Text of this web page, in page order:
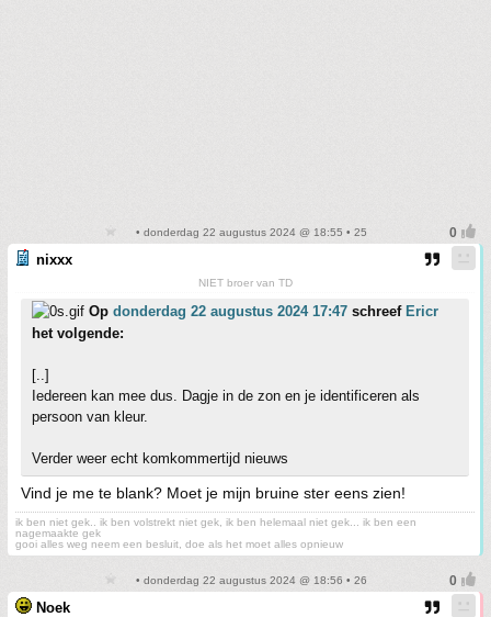
• donderdag 22 augustus 2024 @ 18:55 • 25
nixxx
NIET broer van TD
Op donderdag 22 augustus 2024 17:47 schreef Ericr
het volgende:
[..]
Iedereen kan mee dus. Dagje in de zon en je identificeren als
persoon van kleur.
Verder weer echt komkommertijd nieuws
Vind je me te blank? Moet je mijn bruine ster eens zien!
ik ben niet gek.. ik ben volstrekt niet gek, ik ben helemaal niet gek... ik ben een
nagemaakte gek
gooi alles weg neem een besluit, doe als het moet alles opnieuw
• donderdag 22 augustus 2024 @ 18:56 • 26
Noek